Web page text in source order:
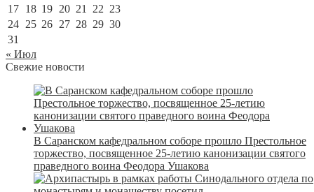
17 18 19 20 21 22 23
24 25 26 27 28 29 30
31
« Июл
Свежие новости
В Саранском кафедральном соборе прошло Престольное
торжество, посвященное 25-летию канонизации святого
праведного воина Феодора Ушакова